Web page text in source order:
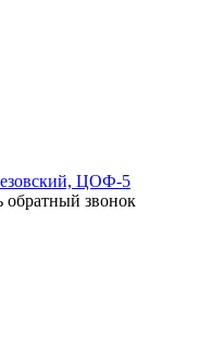
ЦОФ-5
обратный звонок